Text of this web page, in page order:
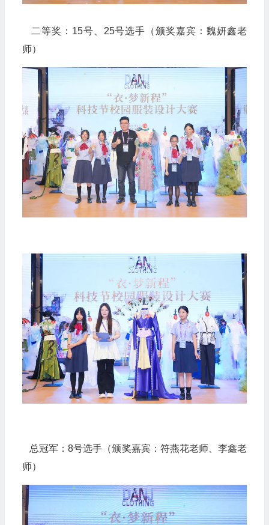
二等奖：15号、25号选手（颁奖嘉宾：魏妍鑫老
师）
总冠军：8号选手（颁奖嘉宾：符燕花老师、李鑫老
师）